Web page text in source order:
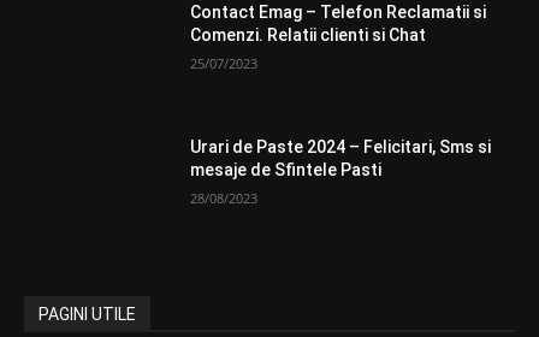
Contact Emag – Telefon Reclamatii si
Comenzi. Relatii clienti si Chat
25/07/2023
Urari de Paste 2024 – Felicitari, Sms si
mesaje de Sfintele Pasti
28/08/2023
PAGINI UTILE